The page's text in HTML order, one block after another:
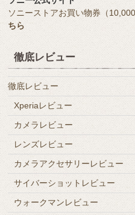
ソニーストアお買い物券（
ちら
徹底レビュー
徹底レビュー
Xperiaレビュー
カメラレビュー
レンズレビュー
カメラアクセサリーレビュー
サイバーショットレビュー
ウォークマンレビュー